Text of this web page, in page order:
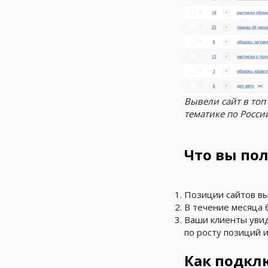
Вывели сайт в
тематике по
Что вы
Позиции сайтов
В течение месяца
Ваши клиенты
по росту позиций
Как